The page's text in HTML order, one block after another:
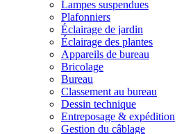
Lampes suspendues
Plafonniers
Éclairage de jardin
Éclairage des plantes
Appareils de bureau
Bricolage
Bureau
Classement au bureau
Dessin technique
Entreposage & expédition
Gestion du câblage